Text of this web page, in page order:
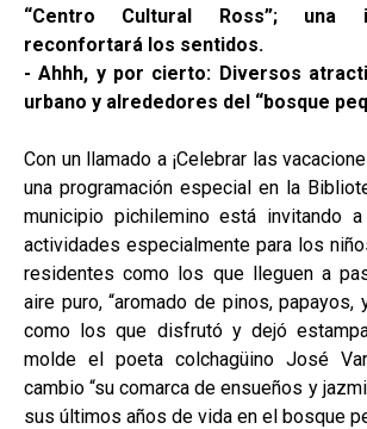
“Centro Cultural Ross”; una
reconfortará los sentidos.
- Ahhh, y por cierto: Diversos
urbano y alrededores del “bosque
Con un llamado a ¡Celebrar las
una programación especial en la
municipio pichilemino está invitando
actividades especialmente para los
residentes como los que lleguen a
aire puro, “aromado de pinos, papayos,
como los que disfrutó y dejó
molde el poeta colchagüino José
cambio “su comarca de ensueños y
sus últimos años de vida en el bosque